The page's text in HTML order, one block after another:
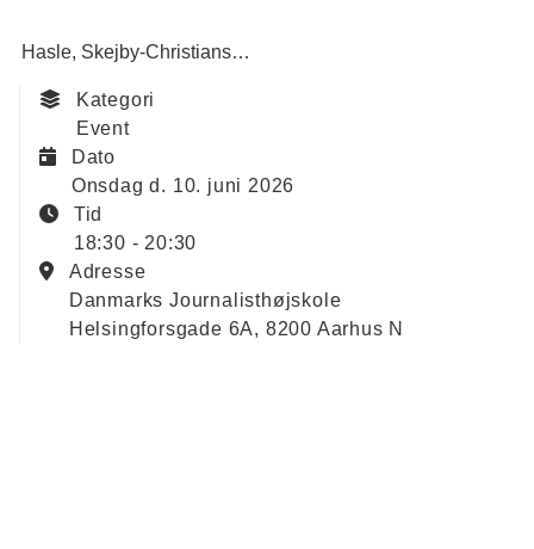
Hasle Skejby-Christiansbjerg
Kategori
Event
Dato
onsdag d. 10. juni 2026
Tid
18:30 - 20:30
Adresse
Danmarks Journalisthøjskole
Helsingforsgade 6A, 8200 Aarhus N